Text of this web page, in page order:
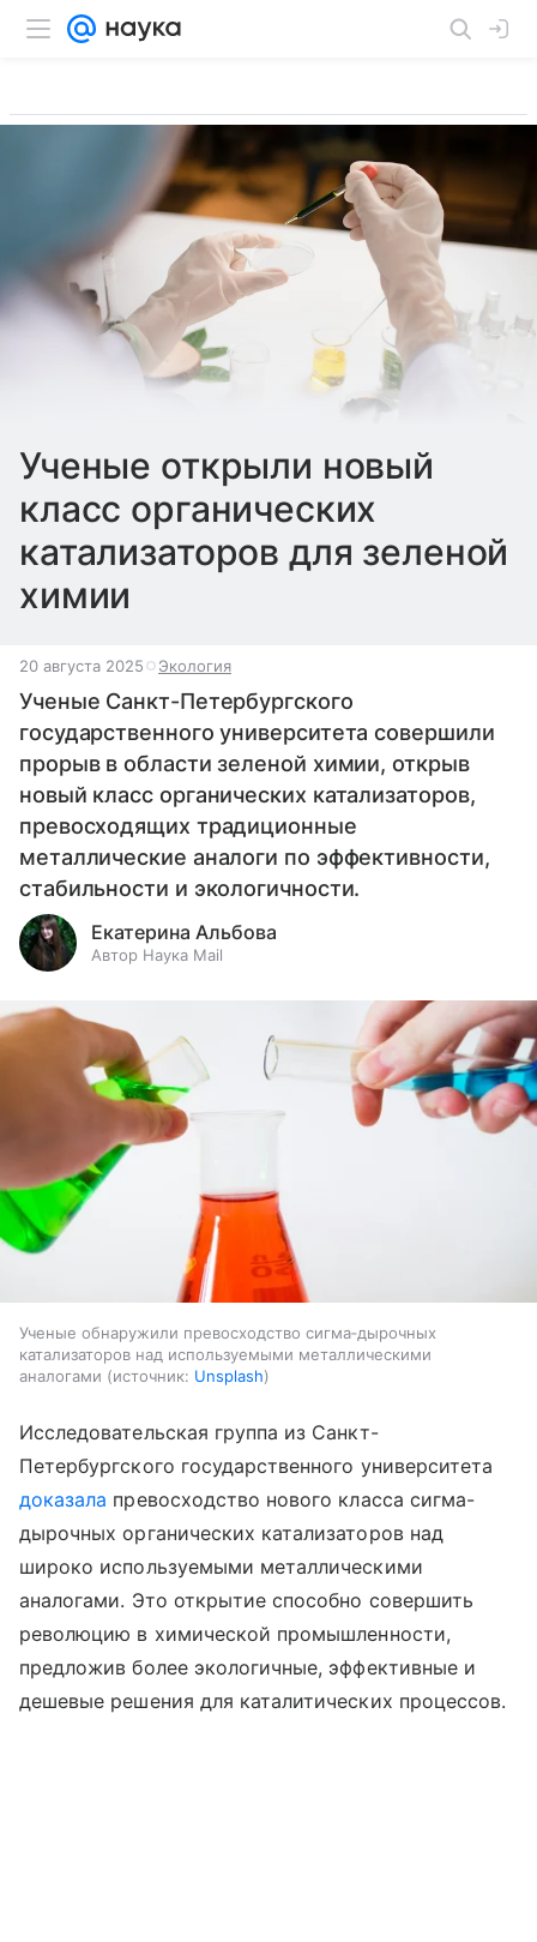
Ученые открыли новый
класс органических
катализаторов для зеленой
химии
20 августа 2025 Экология
Ученые Санкт-Петербургского
государственного университета совершили
прорыв в области зеленой химии, открыв
новый класс органических катализаторов,
превосходящих традиционные
металлические аналоги по эффективности,
стабильности и экологичности.
Екатерина Альбова
Автор Наука Mail
Ученые обнаружили превосходство сигма‑дырочных
катализаторов над используемыми металлическими
аналогами
источник: Unsplash
Исследовательская группа из Санкт-
Петербургского государственного университета
доказала превосходство нового класса сигма-
дырочных органических катализаторов над
широко используемыми металлическими
аналогами. Это открытие способно совершить
революцию в химической промышленности,
предложив более экологичные, эффективные и
дешевые решения для каталитических процессов.